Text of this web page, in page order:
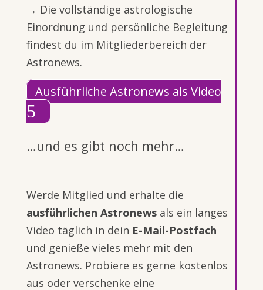
→ Die vollständige astrologische
Einordnung und persönliche Begleitung
findest du im Mitgliederbereich der
Astronews.
Ausführliche Astronews als Video
…und es gibt noch mehr…
Werde Mitglied und erhalte die
ausführlichen Astronewsals ein langes
Video täglich in dein E-Mail-Postfach
und genieße vieles mehr mit den
Astronews. Probiere es gerne kostenlos
aus oder verschenke eine